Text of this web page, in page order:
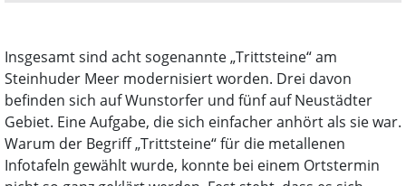
Insgesamt sind acht sogenannte „Trittsteine“ am
Steinhuder Meer modernisiert worden. Drei davon
befinden sich auf Wunstorfer und fünf auf Neustädter
Gebiet. Eine Aufgabe, die sich einfacher anhört als sie war.
Warum der Begriff „Trittsteine“ für die metallenen
Infotafeln gewählt wurde, konnte bei einem Ortstermin